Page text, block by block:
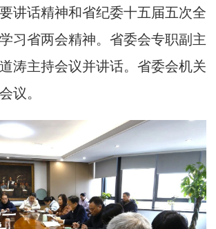
讲话精神和省纪委十五届五次全
习省两会精神。省委会专职副主
涛主持会议并讲话。省委会机关
议。